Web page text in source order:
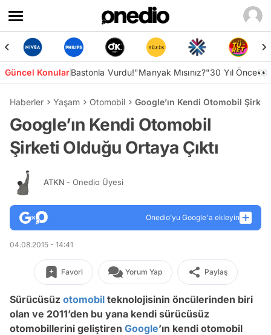
Güncel KonularBastonla Vurdu!"Manyak Mısınız?"30 Yıl Önce👀
Haberler Yaşam Otomobil Google’ın Kendi Otomobil
Google’ın Kendi Otomobil
Şirketi Olduğu Ortaya Çıktı
ATKN - Onedio Üyesi
Onedio’yu Google'a ekleyin
04.08.2015 - 14:41
Favori Yorum Yap Paylaş
Sürücüsüz otomobil teknolojisinin öncülerinden biri
olan ve 2011’den bu yana kendi sürücüsüz
otomobillerini geliştiren Google’ın kendi otomobil